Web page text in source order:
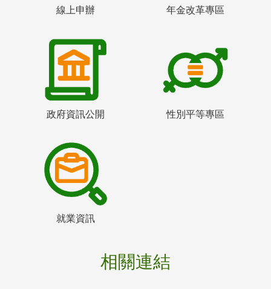
線上申辦 年金改革專區
政府資訊公開 性別平等專區
就業資訊
相關連結